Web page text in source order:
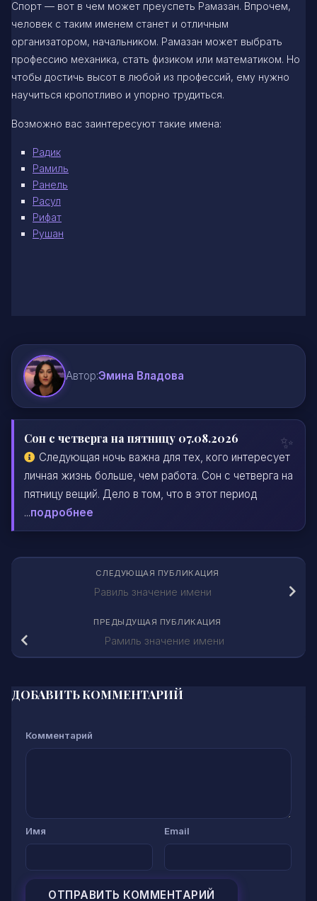
Спорт — вот в чем может преуспеть Рамазан. Впрочем,
человек с таким именем станет и отличным
организатором, начальником. Рамазан может выбрать
профессию механика, стать физиком или математиком. Но
чтобы достичь высот в любой из профессий, ему нужно
научиться кропотливо и упорно трудиться.
Возможно вас заинтересуют такие имена:
Радик
Рамиль
Ранель
Расул
Рифат
Рушан
Автор:Эмина Владова
Сон с четверга на пятницу 07.08.2026
Следующая ночь важна для тех, кого интересует
личная жизнь больше, чем работа. Сон с четверга на
пятницу вещий. Дело в том, что в этот период
...подробнее
СЛЕДУЮЩАЯ ПУБЛИКАЦИЯ
Равиль значение имени
ПРЕДЫДУЩАЯ ПУБЛИКАЦИЯ
Рамиль значение имени
ДОБАВИТЬ КОММЕНТАРИЙ
Комментарий
Имя Email